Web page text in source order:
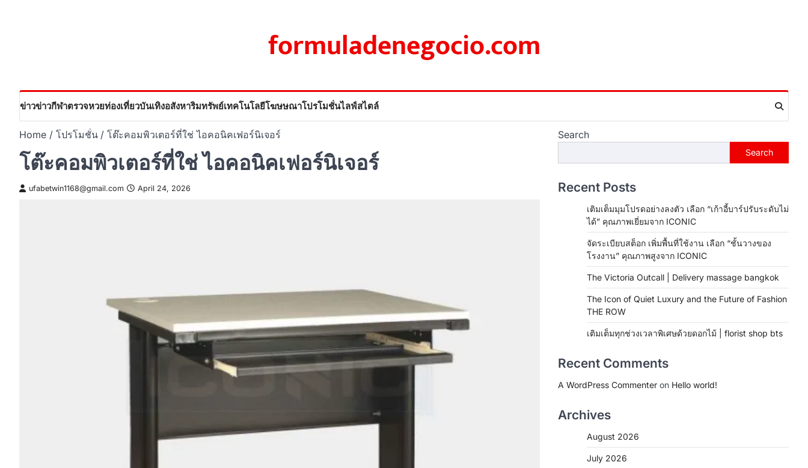
formuladenegocio.com
ข่าวข่าวกีฬาตรวจหวยท่องเที่ยวบันเทิงอสังหาริมทรัพย์เทคโนโลยีโฆษษณาโปรโมชั่นไลฟ์สไตล์
Home โปรโมชั่น โต๊ะคอมพิวเตอร์ที่ใช่ ไอคอนิคเฟอร์นิเจอร์
โต๊ะคอมพิวเตอร์ที่ใช่ ไอคอนิคเฟอร์นิเจอร์
ufabetwin1168@gmail.com April 24, 2026
Search
Search
Recent Posts
เติมเต็มมุมโปรดอย่างลงตัว เลือก “เก้าอี้บาร์ปรับระดับไม่
ได้” คุณภาพเยี่ยมจาก ICONIC
จัดระเบียบสต็อก เพิ่มพื้นที่ใช้งาน เลือก “ชั้นวางของ
โรงงาน” คุณภาพสูงจาก ICONIC
The Victoria Outcall | Delivery massage bangkok
The Icon of Quiet Luxury and the Future of Fashion
THE ROW
เติมเต็มทุกช่วงเวลาพิเศษด้วยดอกไม้ | florist shop bts
Recent Comments
A WordPress Commenter on Hello world!
Archives
August 2026
July 2026